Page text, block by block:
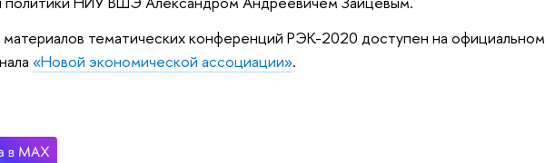
тематических конференций РЭК-2020 доступен на официальном
«Новой экономической ассоциации».